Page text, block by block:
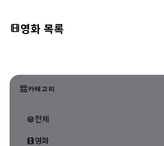
영화 목록
카테고리
전체
영화